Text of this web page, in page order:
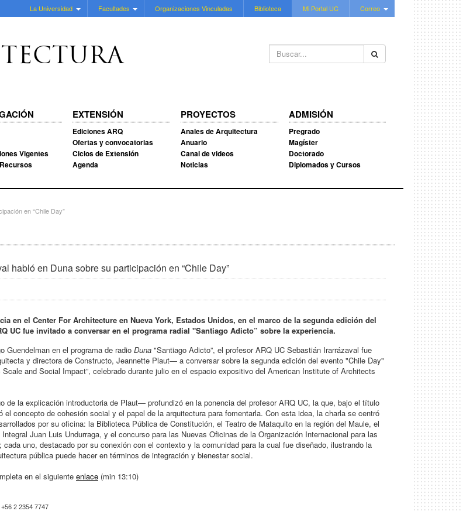
La Universidad Facultades Organizaciones Vinculadas Biblioteca Mi Portal UC Correo
Buscar...
Vigentes
EXTENSIÓN
Ediciones ARQ
Ofertas y convocatorias
Ciclos de Extensión
Agenda
PROYECTOS
Anales de Arquitectura
Anuario
Canal de videos
Noticias
ADMISIÓN
Pregrado
Magíster
Doctorado
Diplomados y Cursos
en “Chile Day”
habló en Duna sobre su participación en “Chile Day”
en el Center For Architecture en Nueva York, Estados Unidos, en el marco de la segunda edición del
UC fue invitado a conversar en el programa radial "Santiago Adicto” sobre la experiencia.
Guendelman en el programa de radio Duna "Santiago Adicto”, el profesor ARQ UC Sebastián Irarrázaval fue
y directora de Constructo, Jeannette Plaut— a conversar sobre la segunda edición del evento "Chile Day"
Scale and Social Impact”, celebrado durante julio en el espacio expositivo del American Institute of Architects
de la explicación introductoria de Plaut— profundizó en la ponencia del profesor ARQ UC, la que, bajo el título
el concepto de cohesión social y el papel de la arquitectura para fomentarla. Con esta idea, la charla se centró
por su oficina: la Biblioteca Pública de Constitución, el Teatro de Mataquito en la región del Maule, el
Juan Luis Undurraga, y el concurso para las Nuevas Oficinas de la Organización Internacional para las
cada uno, destacado por su conexión con el contexto y la comunidad para la cual fue diseñado, ilustrando la
pública puede hacer en términos de integración y bienestar social.
en el siguiente enlace (min 13:10)
+56 2 2354 7747